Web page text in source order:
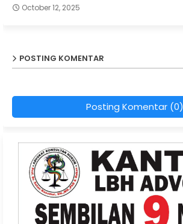
October 12, 2025
POSTING KOMENTAR
Posting Komentar (0)